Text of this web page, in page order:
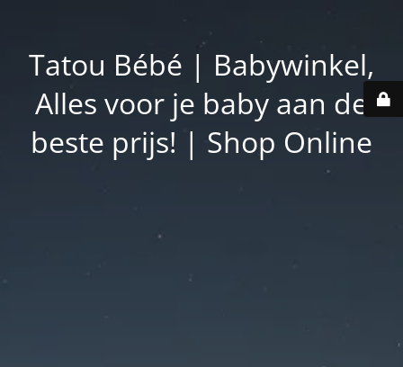
Tatou Bébé | Babywinkel,
Alles voor je baby aan de
beste prijs! | Shop Online